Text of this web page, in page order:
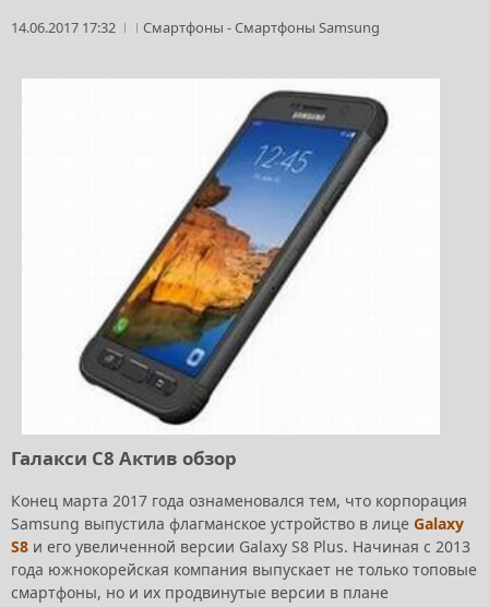
14.06.2017 17:32 Смартфоны -Смартфоны Samsung
Галакси С8 Актив обзор
Конец марта 2017 года ознаменовался тем, что корпорация
Samsung выпустила флагманское устройство в лице Galaxy
S8 и его увеличенной версии Galaxy S8 Plus. Начиная с 2013
года южнокорейская компания выпускает не только топовые
смартфоны, но и их продвинутые версии в плане